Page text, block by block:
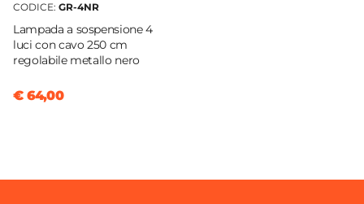
CODICE: GR-4NR
Lampada a sospensione 4
luci con cavo 250 cm
regolabile metallo nero
€ 64,00